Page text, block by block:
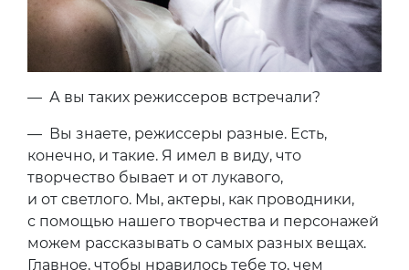
— А вы таких режиссеров встречали?
— Вы знаете, режиссеры разные. Есть,
конечно, и такие. Я имел в виду, что
творчество бывает и от лукавого,
и от светлого. Мы, актеры, как проводники,
с помощью нашего творчества и персонажей
можем рассказывать о самых разных вещах.
Главное, чтобы нравилось тебе то, чем